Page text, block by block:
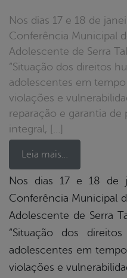
Nos dias 17 e 18 de janeiro foi realizada a 12ª
Conferência Municipal
Adolescente de Serra
“Situação dos direitos
adolescentes em
violações e
reparação e garantia
integral, […]
Leia mais…
Nos dias 17 e 18 de
Conferência Municipal
Adolescente de Serra
“Situação dos
adolescentes em
violações e